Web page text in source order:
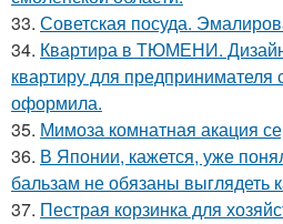
33. Советская посуда.
34. Квартира в ТЮМЕНИ.
квартиру для предпринимателя
оформила.
35. Мимоза комнатная акация
36. В Японии, кажется, уже
бальзам не обязаны выглядеть
37. Пестрая корзинка для